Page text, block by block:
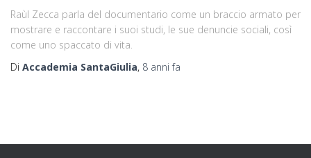
Raùl Zecca parla del documentario come un braccio armato per
mostrare e raccontare i suoi studi, le sue denuncie sociali, così
come uno spaccato di vita.
Di Accademia SantaGiulia, 8 anni fa